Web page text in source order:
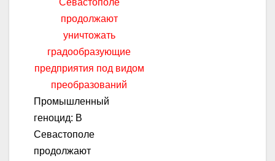
Промышленный
геноцид: В
Севастополе
продолжают